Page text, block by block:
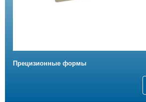
Прецизионные формы